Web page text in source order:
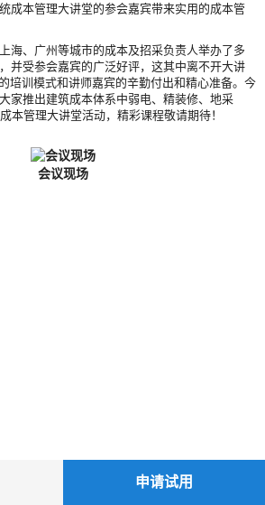
成本管理大讲堂的参会嘉宾带来实用的成本管
海、广州等城市的成本及招采负责人举办了多
并受参会嘉宾的广泛好评，这其中离不开大讲
培训模式和讲师嘉宾的辛勤付出和精心准备。今
家推出建筑成本体系中弱电、精装修、地采
本管理大讲堂活动，精彩课程敬请期待！
会议现场
申请试用